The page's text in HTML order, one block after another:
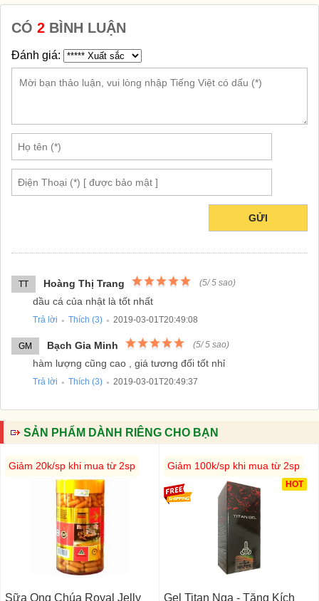
CÓ 2 BÌNH LUẬN
Đánh giá:
GỬI
TT Hoàng Thị Trang (5/5 sao)
dầu cá của nhật là tốt nhất
Trả lời ● Thích (3) ● 2019-03-01T20:49:08
GM Bạch Gia Minh (5/5 sao)
hàm lượng cũng cao , giá tương đối tốt nhỉ
Trả lời ● Thích (3) ● 2019-03-01T20:49:37
SẢN PHẨM DÀNH RIÊNG CHO BẠN
Giảm 20k/sp khi mua từ 2sp
Sữa Ong Chúa Royal Jelly
HOT
Giảm 100k/sp khi mua từ 2sp
Gel Titan Nga - Tăng Kích